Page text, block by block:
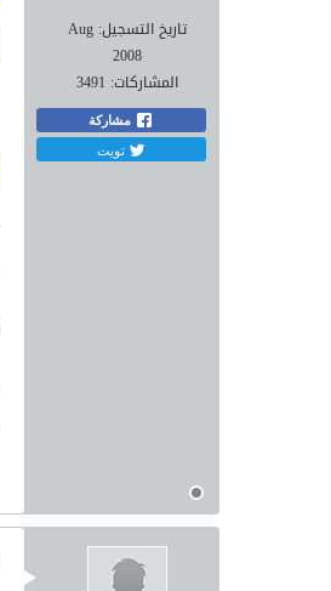
تاريخ التسجيل: Aug
2008
المشاركات: 3491
مشاركة
تويت